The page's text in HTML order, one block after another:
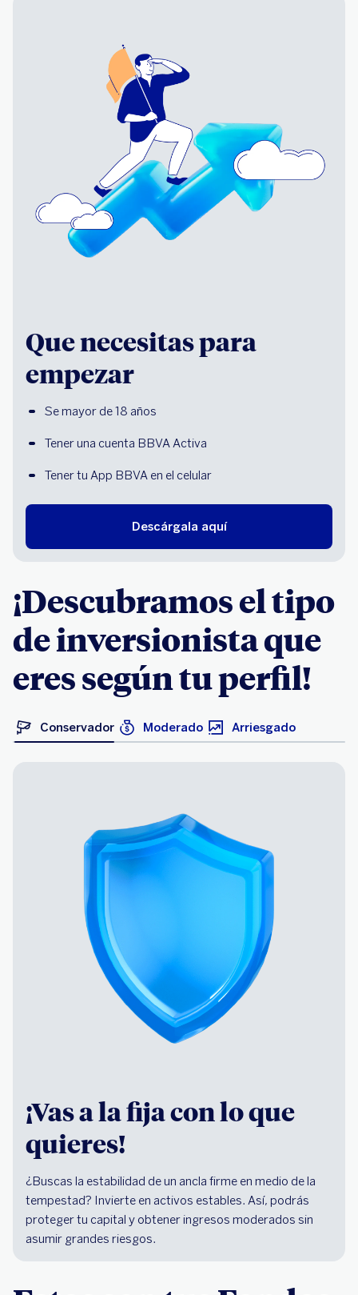
Que necesitas para
empezar
Se mayor de 18 años
Tener una cuenta BBVA Activa
Tener tu App BBVA en el celular
Descárgala aquí
¡Descubramos el tipo
de inversionista que
eres según tu perfil!
Conservador Moderado Arriesgado
¡Vas a la fija con lo que
quieres!
¿Buscas la estabilidad de un ancla firme en medio de la
tempestad? Invierte en activos estables. Así, podrás
proteger tu capital y obtener ingresos moderados sin
asumir grandes riesgos.